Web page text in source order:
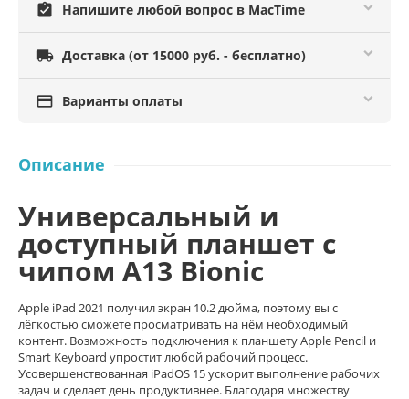
assignment_turned_in Напишите любой вопрос в MacTime
 Доставка (от 15000 руб. - бесплатно)
 Варианты оплаты
Описание
Универсальный и
доступный планшет с
чипом A13 Bionic
Apple iPad 2021 получил экран 10.2 дюйма, поэтому вы с
лёгкостью сможете просматривать на нём необходимый
контент. Возможность подключения к планшету Apple Pencil и
Smart Keyboard упростит любой рабочий процесс.
Усовершенствованная iPadOS 15 ускорит выполнение рабочих
задач и сделает день продуктивнее. Благодаря множеству